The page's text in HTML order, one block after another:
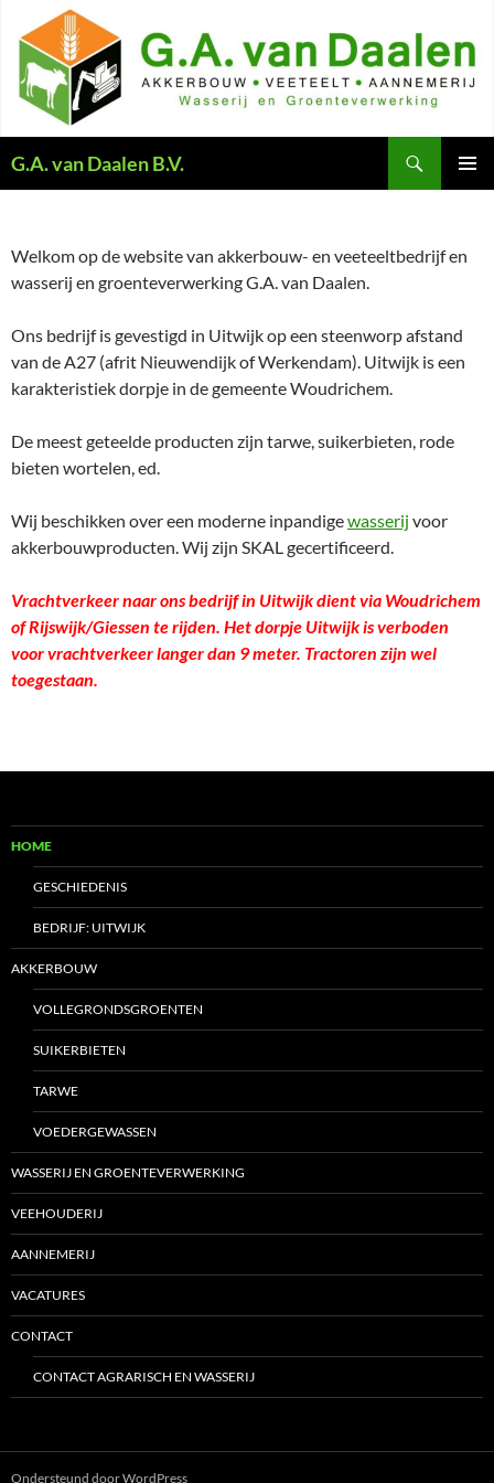
naar
inhoud
G.A. van Daalen B.V.
Welkom op de website van akkerbouw- en veeteeltbedrijf en
wasserij en groenteverwerking G.A. van Daalen.
Ons bedrijf is gevestigd in Uitwijk op een steenworp afstand
van de A27 (afrit Nieuwendijk of Werkendam). Uitwijk is een
karakteristiek dorpje in de gemeente Woudrichem.
De meest geteelde producten zijn tarwe, suikerbieten, rode
bieten wortelen, ed.
Wij beschikken over een moderne inpandigewasserij voor
akkerbouwproducten. Wij zijn SKAL gecertificeerd.
Vrachtverkeer naar ons bedrijf in Uitwijk dient via Woudrichem
of Rijswijk/Giessen te rijden. Het dorpje Uitwijk is verboden
voor vrachtverkeer langer dan 9 meter. Tractoren zijn wel
toegestaan.
HOME
GESCHIEDENIS
BEDRIJF: UITWIJK
AKKERBOUW
VOLLEGRONDSGROENTEN
SUIKERBIETEN
TARWE
VOEDERGEWASSEN
WASSERIJ EN GROENTEVERWERKING
VEEHOUDERIJ
AANNEMERIJ
VACATURES
CONTACT
CONTACT AGRARISCH EN WASSERIJ
Ondersteund door WordPress